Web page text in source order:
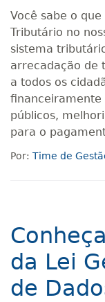
Você sabe o
Tributário no
sistema
arrecadação de
a todos os
financeiramente
públicos,
para o
Por: Time de
da Lei
de